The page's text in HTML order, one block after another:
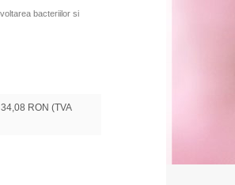
bacteriilor si
RON (TVA